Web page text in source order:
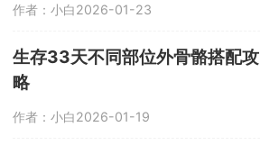
作者：小白2026-01-23
生存33天不同部位外骨骼搭配攻
略
作者：小白2026-01-19